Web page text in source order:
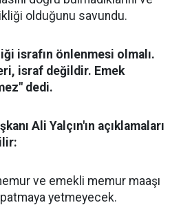
olduğunu savundu.
israfın önlenmesi olmalı.
israf değildir. Emek
dedi.
Ali Yalçın'ın açıklamaları
ve emekli memur maaşı
yetmeyecek.